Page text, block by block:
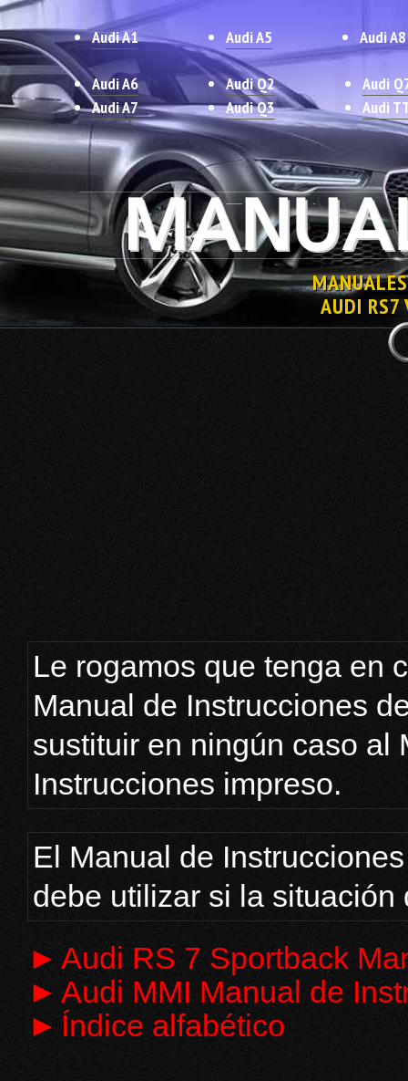
Audi A1 Audi A5 Audi A8
Audi A6 Audi Q2
Audi
Audi A7
Audi Q3 Audi
AUDI
Le rogamos que tenga en
Manual de Instrucciones
sustituir en ningún caso al
Instrucciones impreso.
El Manual de
debe utilizar si la situación
► Audi RS 7 Sportback
► Audi MMI Manual de
► Índice alfabético